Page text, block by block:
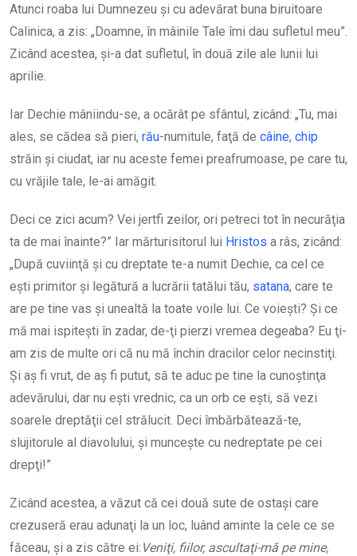
Atunci roaba lui Dumnezeu şi cu adevărat buna biruitoare
Calinica, a zis: „Doamne, în mâinile Tale îmi dau sufletul meu”.
Zicând acestea, şi-a dat sufletul, în două zile ale lunii lui
aprilie.
Iar Dechie mâniindu-se, a ocărât pe sfântul, zicând: „Tu, mai
ales, se cădea să pieri, rău-numitule, faţă de câine, chip
străin şi ciudat, iar nu aceste femei preafrumoase, pe care tu,
cu vrăjile tale, le-ai amăgit.
Deci ce zici acum? Vei jertfi zeilor, ori petreci tot în necurăţia
ta de mai înainte?” Iar mărturisitorul lui Hristos a râs, zicând:
„După cuviinţă şi cu dreptate te-a numit Dechie, ca cel ce
eşti primitor şi legătură a lucrării tatălui tău, satana, care te
are pe tine vas şi unealtă la toate voile lui. Ce voieşti? Şi ce
mă mai ispiteşti în zadar, de-ţi pierzi vremea degeaba? Eu ţi-
am zis de multe ori că nu mă închin dracilor celor necinstiţi.
Şi aş fi vrut, de aş fi putut, să te aduc pe tine la cunoştinţa
adevărului, dar nu eşti vrednic, ca un orb ce eşti, să vezi
soarele dreptăţii cel strălucit. Deci îmbărbătează-te,
slujitorule al diavolului, şi munceşte cu nedreptate pe cei
drepţi!”
Zicând acestea, a văzut că cei două sute de ostaşi care
crezuseră erau adunaţi la un loc, luând aminte la cele ce se
făceau, şi a zis către ei: Veniţi, fiilor, ascultaţi-mă pe mine,